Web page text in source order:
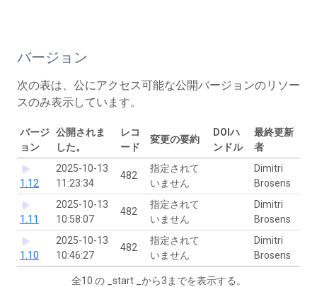
バージョン
次の表は、公にアクセス可能な公開バージョンのリソー
スのみ表示しています。
バージ
ョン
公開されま
した。
レコ
ード
変更の要約
DOIハ
ンドル
最終更新
者
1.12
2025-10-13
11:23:34
482
指定されて
いません
Dimitri
Brosens
1.11
2025-10-13
10:58:07
482
指定されて
いません
Dimitri
Brosens
1.10
2025-10-13
10:46:27
482
指定されて
いません
Dimitri
Brosens
全10 の _start _から3までを表示する。